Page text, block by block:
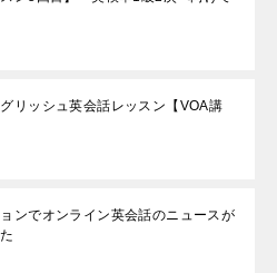
リッシュ英会話レッスン【VOA講
ンでオンライン英会話のニュースが